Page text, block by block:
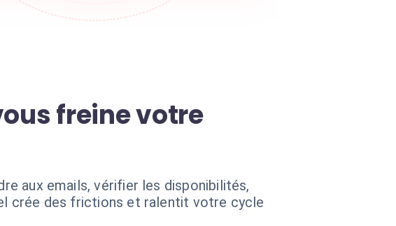
freine votre
aux emails, vérifier les disponibilités,
crée des frictions et ralentit votre cycle